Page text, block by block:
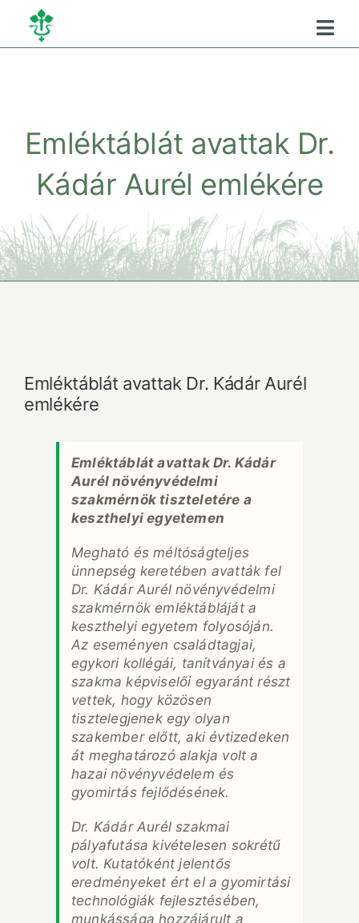
Kihagyás
Kamaráról
Oktatás
Szükséghelyzeti
Emléktáblát avattak Dr.
Kádár Aurél emlékére
Emléktáblát avattak Dr. Kádár Aurél
emlékére
Emléktáblát avattak Dr. Kádár
Aurél növényvédelmi
szakmérnök tiszteletére a
keszthelyi egyetemen
Megható és méltóságteljes
ünnepség keretében avatták fel
Dr. Kádár Aurél növényvédelmi
szakmérnök emléktábláját a
keszthelyi egyetem folyosóján.
Az eseményen családtagjai,
egykori kollégái, tanítványai és a
szakma képviselői egyaránt részt
vettek, hogy közösen
tisztelegjenek egy olyan
szakember előtt, aki évtizedeken
át meghatározó alakja volt a
hazai növényvédelem és
gyomirtás fejlődésének.
Dr. Kádár Aurél szakmai
pályafutása kivételesen sokrétű
volt. Kutatóként jelentős
eredményeket ért el a gyomirtási
technológiák fejlesztésében,
munkássága hozzájárult a